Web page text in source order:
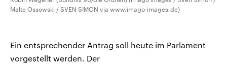
Malte Ossowski / SVEN SIMON via www.imago-images.de)
Ein entsprechender Antrag soll heute im Parlament
vorgestellt werden. Der